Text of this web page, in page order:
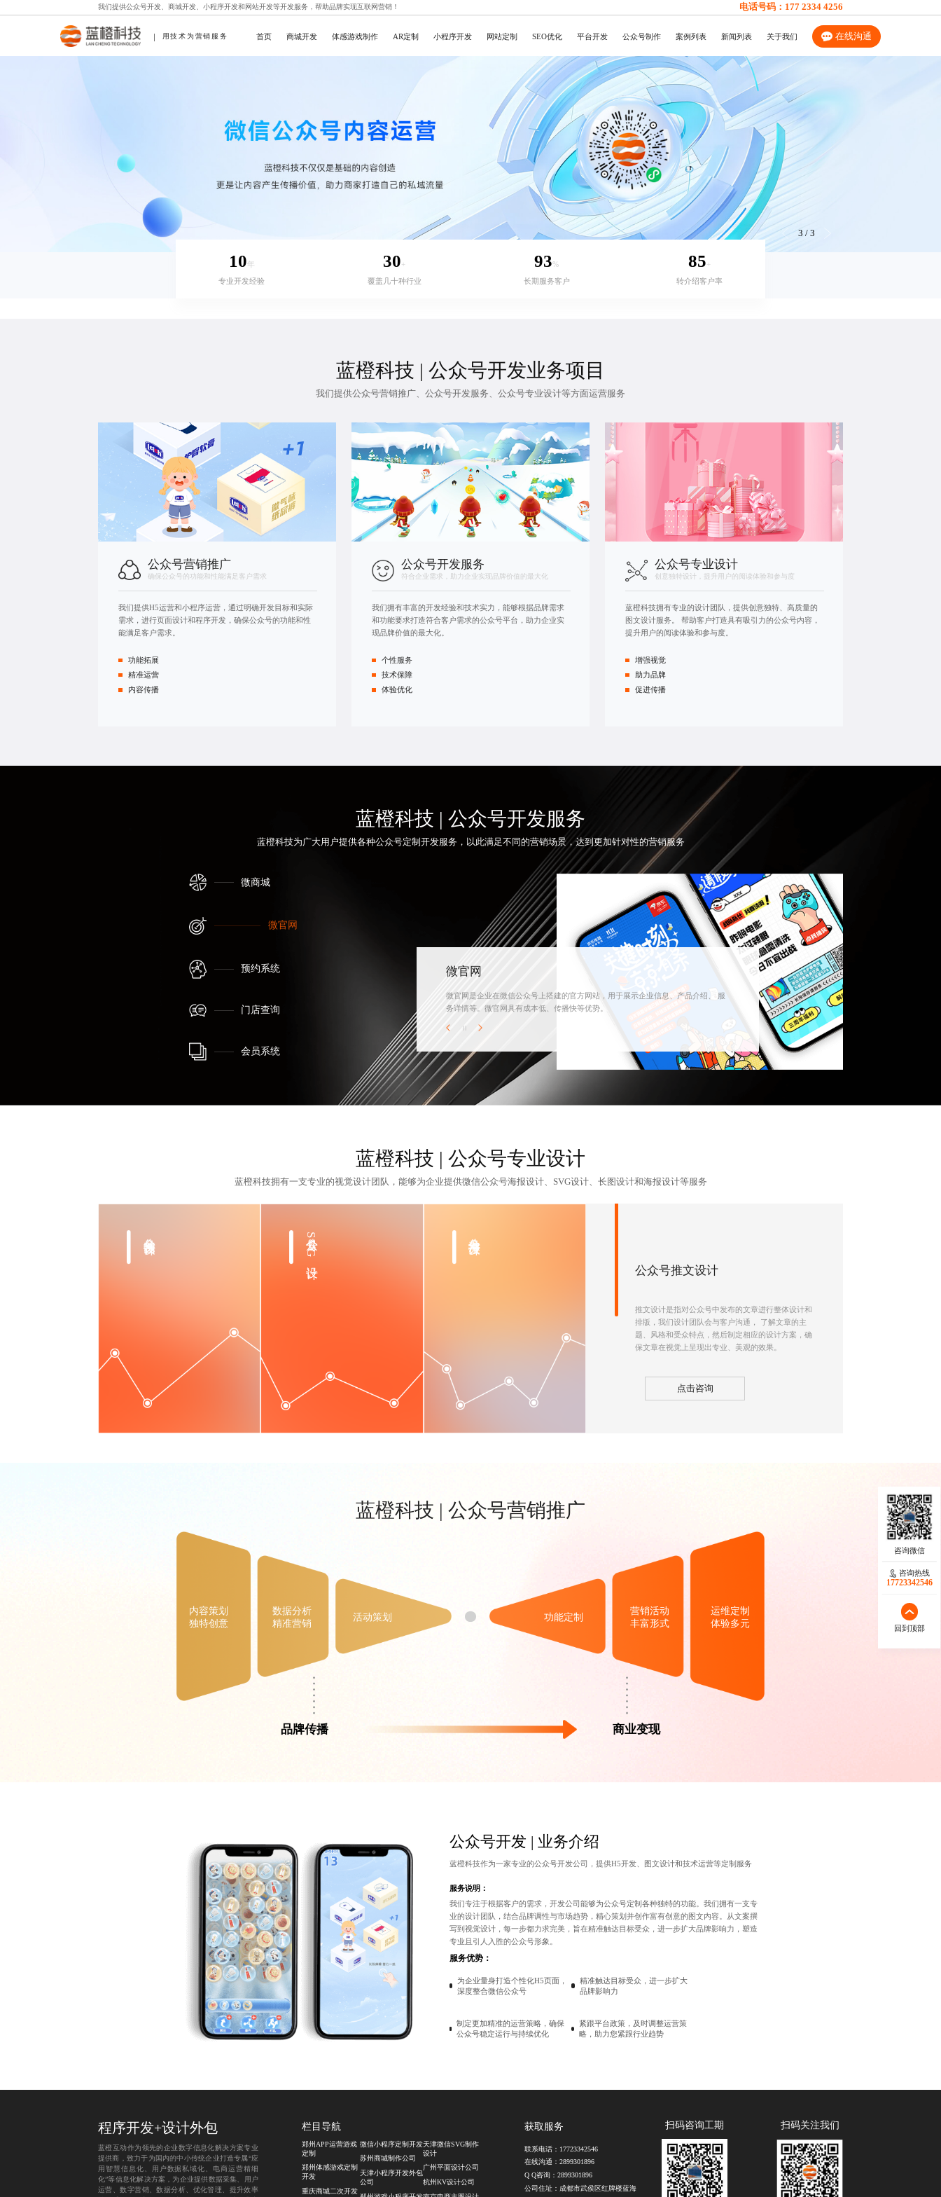
我们提供公众号开发 商城开发 小程序开发和网站开发等开发服务，帮助品牌实现互联网营销！ 电话号码： 177 2334 4256
用技术为营销服务 首页 商城开发 体感游戏制作 AR定制 小程序开发 网站定制 SEO优化 平台开发 公众号制作 案例列表 新闻列表 关于我们 在线沟通
3 / 3
10年
专业开发经验
30+
覆盖几十种行业
93%
长期服务客户
85+
转介绍客户率
蓝橙科技 | 公众号开发业务项目
我们提供公众号营销推广、 公众号开发服务、公众号专业设计等方面运营服务
公众号营销推广
确保公众号的功能和性能满足客户需求
我们提供H5运营和小程序运营 ，通过明确开发目标和实际
需求，进行页面设计和程序开发，确保公众号的功能和性
能满足客户需求。
功能拓展
精准运营
内容传播
公众号开发服务
符合企业需求，助力企业实现品牌价值的最大化
我们拥有丰富的开发经验和技术实力，能够根据品牌需求
和功能要求打造符合客户需求的公众号平台，助力企业实
现品牌价值的最大化。
个性服务
技术保障
体验优化
公众号专业设计
创意独特设计，提升用户的阅读体验和参与度
蓝橙科技拥有专业的设计团队，提供创意独特、高质量的
图文设计服务。 帮助客户打造具有吸引力的公众号内容，
提升用户的阅读体验和参与度。
增强视觉
助力品牌
促进传播
蓝橙科技 | 公众号开发服务
蓝橙科技为广大用户提供各种公众号定制开发服务，以此满足不同的营销场景，达到更加针对性的营销服务
微商城
微官网
预约系统
门店查询
会员系统
微官网
微官网是企业在微信公众号上搭建的官方网站，用于展示企业信息、产品介绍、 服
务详情等。微官网具有成本低、传播快等优势。
蓝橙科技 | 公众号专业设计
蓝橙科技拥有一支专业的视觉设计团队，能够为企业提供微信公众号海报设计、SVG设计、长图设计和海报设计等服务
公众号SVG设计
公众号推文设计
推文设计是指对公众号中发布的文章进行整体设计和
排版，我们设计团队会与客户沟通， 了解文章的主
题、风格和受众特点，然后制定相应的设计方案，确
保文章在视觉上呈现出专业、美观的效果。
点击咨询
蓝橙科技 | 公众号营销推广
内容策划
独特创意
数据分析
精准营销
活动策划 功能定制
营销活动
丰富形式
运维定制
体验多元
品牌传播 商业变现
公众号开发 | 业务介绍
蓝橙科技作为一家专业的公众号开发公司 ，提供H5开发、图文设计和技术运营等定制服务
服务说明：
我们专注于根据客户的需求，开发公司能够为公众号定制 各种独特的功能。我们拥有一支专
业的设计团队，结合品牌调性与市场趋势，精心策划并创作富有创意的图文内容。从文案撰
写到视觉设计，每一步都力求完美，旨在精准触达目标受众，进一步扩大品牌影响力，塑造
专业且引人入胜的公众号形象。
服务优势：
为企业量身打造个性化H5页面，
深度整合微信公众号
精准触达目标受众，进一步扩大
品牌影响力
制定更加精准的运营策略，确保
公众号稳定运行与持续优化
紧跟平台政策，及时调整运营策
略，助力您紧跟行业趋势
咨询热线
17723342546
回到顶部
程序开发+设计外包
蓝橙互动作为领先的企业数字信息化解决方案专业
提供商，致力于为国内的中小传统企业打造专属“应
用智慧信息化、用户数据私域化、电商运营精细
化”等信息化解决方案，为企业提供数据采集、用户
运营、数字营销、数据分析、优化管理、提升效率
栏目导航
郑州APP运营游戏
定制
郑州体感游戏定制
开发
重庆商城二次开发
微信小程序定制开发
苏州商城制作公司
天津小程序开发外包
公司
天津微信SVG制作
设计
广州平面设计公司
杭州KV设计公司
获取服务
联系电话： 17723342546
在线沟通： 2899301896
Q Q咨询： 2899301896
公司住址：成都市武侯区红牌楼蓝海
扫码咨询工期 扫码关注我们